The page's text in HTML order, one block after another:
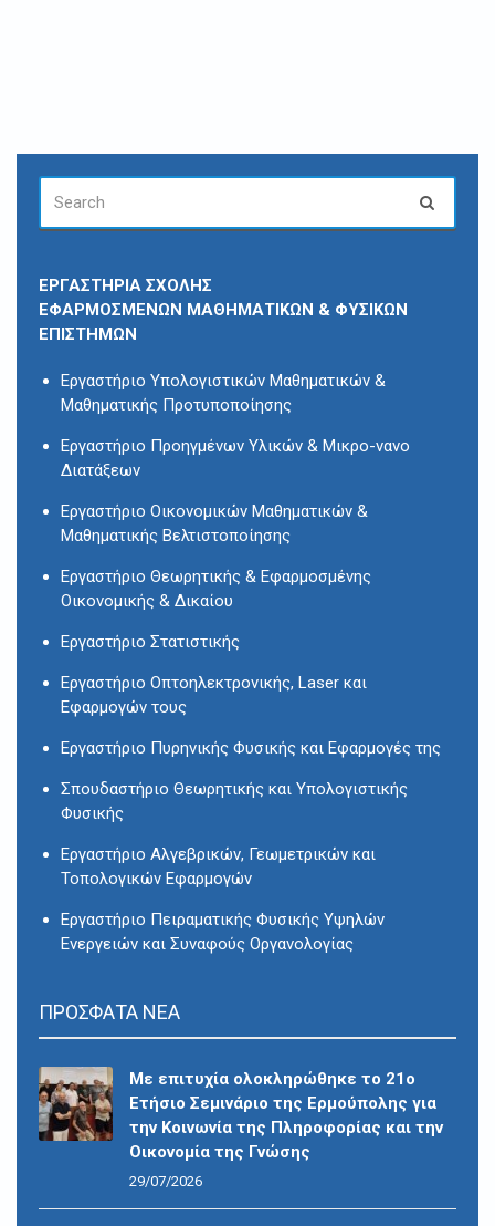
FOR:
ΕΡΓΑΣΤΗΡΙΑ ΣΧΟΛΗΣ
ΕΦΑΡΜΟΣΜΕΝΩΝ ΜΑΘΗΜΑΤΙΚΩΝ & ΦΥΣΙΚΩΝ
ΕΠΙΣΤΗΜΩΝ
Εργαστήριο Υπολογιστικών Μαθηματικών &
Μαθηματικής Προτυποποίησης
Εργαστήριο Προηγμένων Υλικών & Μικρο-νανο
Διατάξεων
Εργαστήριο Οικονομικών Μαθηματικών &
Μαθηματικής Βελτιστοποίησης
Εργαστήριο Θεωρητικής & Εφαρμοσμένης
Οικονομικής & Δικαίου
Εργαστήριο Στατιστικής
Εργαστήριο Οπτοηλεκτρονικής, Laser και
Εφαρμογών τους
Εργαστήριο Πυρηνικής Φυσικής και Εφαρμογές της
Σπουδαστήριο Θεωρητικής και Υπολογιστικής
Φυσικής
Εργαστήριο Αλγεβρικών, Γεωμετρικών και
Τοπολογικών Εφαρμογών
Εργαστήριο Πειραματικής Φυσικής Υψηλών
Ενεργειών και Συναφούς Οργανολογίας
ΠΡΟΣΦΑΤΑ ΝΕΑ
Με επιτυχία ολοκληρώθηκε το 21ο
Ετήσιο Σεμινάριο της Ερμούπολης για
την Κοινωνία της Πληροφορίας και την
Οικονομία της Γνώσης
29/07/2026